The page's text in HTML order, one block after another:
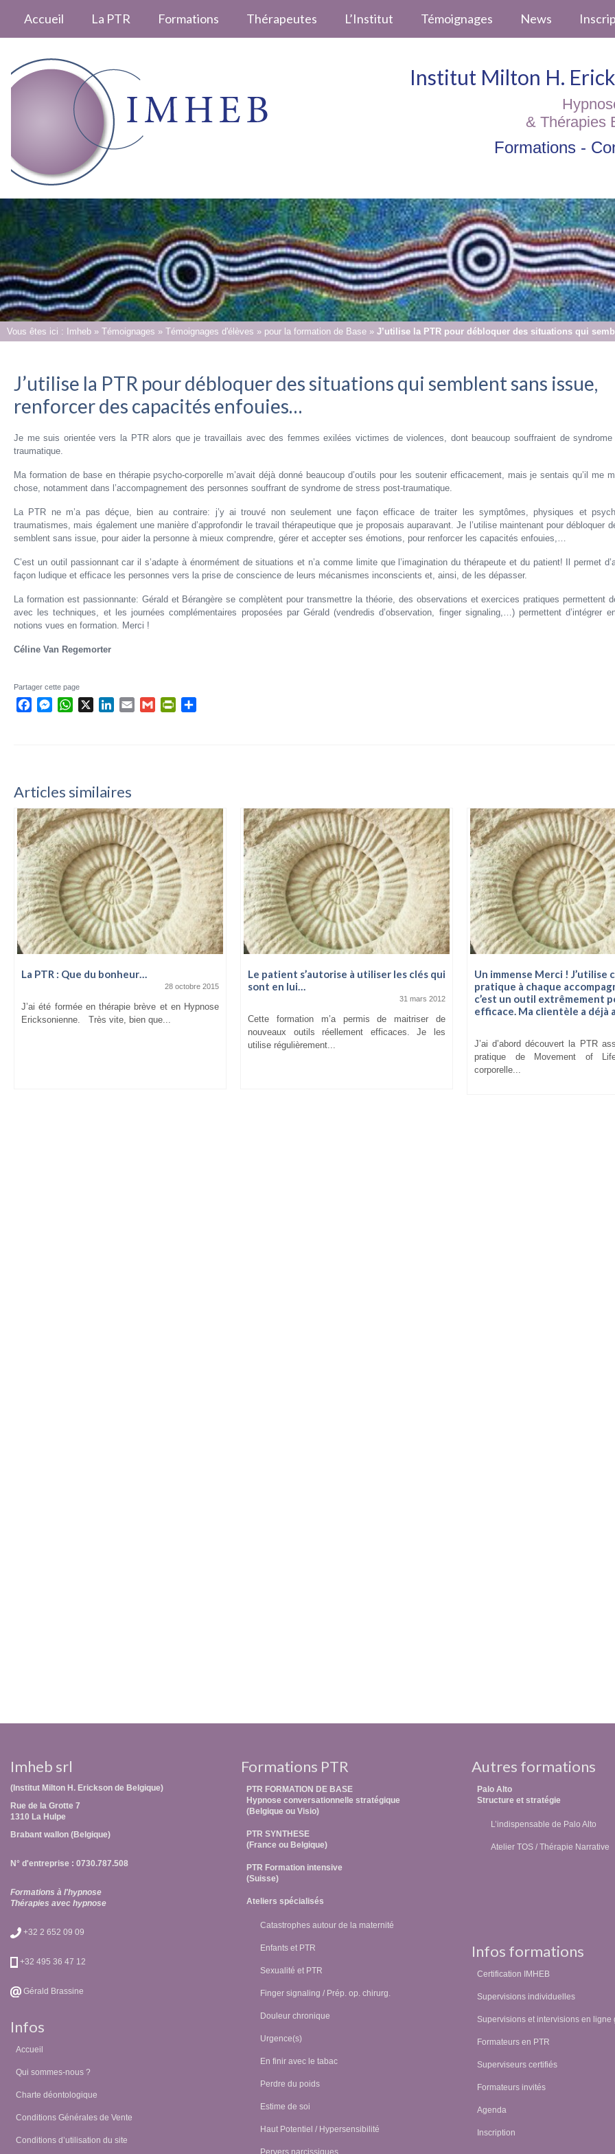
Accueil La PTR Formations Thérapeutes L’Institut Témoignages News
Institut Milton H.
& Thérapies
Formations -
Vous êtes ici : Imheb » Témoignages » Témoignages d'élèves » pour la formation de Base » J’utilise la PTR pour débloquer des situations qui
J’utilise la PTR pour débloquer des situations qui semblent sans issue,
renforcer des capacités enfouies…
Je me suis orientée vers la PTR alors que je travaillais avec des femmes exilées victimes de violences, dont beaucoup souffraient de
traumatique.
Ma formation de base en thérapie psycho-corporelle m’avait déjà donné beaucoup d’outils pour les soutenir efficacement, mais je sentais qu’il me
chose, notamment dans l’accompagnement des personnes souffrant de syndrome de stress post-traumatique.
La PTR ne m’a pas déçue, bien au contraire: j’y ai trouvé non seulement une façon efficace de traiter les symptômes, physiques et
traumatismes, mais également une manière d’approfondir le travail thérapeutique que je proposais auparavant. Je l’utilise maintenant pour débloquer
semblent sans issue, pour aider la personne à mieux comprendre, gérer et accepter ses émotions, pour renforcer les capacités enfouies,…
C’est un outil passionnant car il s’adapte à énormément de situations et n’a comme limite que l’imagination du thérapeute et du patient! Il permet
façon ludique et efficace les personnes vers la prise de conscience de leurs mécanismes inconscients et, ainsi, de les dépasser.
La formation est passionnante: Gérald et Bérangère se complètent pour transmettre la théorie, des observations et exercices pratiques permettent
avec les techniques, et les journées complémentaires proposées par Gérald (vendredis d’observation, finger signaling,…) permettent d’intégrer
notions vues en formation. Merci !
Céline Van Regemorter
Partager cette page
FacebookMessenger
WhatsAppLinkedIn
Email Gmail PrintFriendly
Articles similaires
La PTR : Que du bonheur…
28 octobre 2015
J’ai été formée en thérapie brève et en Hypnose
Ericksonienne. Très vite, bien que...
Le patient s’autorise à utiliser les clés qui
sont en lui…
31 mars 2012
Cette formation m’a permis de maitriser de
nouveaux outils réellement efficaces. Je les
utilise régulièrement...
Un immense Merci ! J’utilise
pratique à chaque
c’est un outil extrêmement
efficace. Ma clientèle a déjà
J’ai d’abord découvert la PTR
pratique de Movement of
corporelle...
Imheb srl
(Institut Milton H. Erickson de Belgique)
Rue de la Grotte 7
1310 La Hulpe
Brabant wallon (Belgique)
N° d'entreprise : 0730.787.508
Formations à l'hypnose
Thérapies avec hypnose
+32 2 652 09 09
+32 495 36 47 12
Gérald Brassine
Infos
Accueil
Qui sommes-nous ?
Charte déontologique
Conditions Générales de Vente
Conditions d’utilisation du site
Formations PTR
PTR FORMATION DE BASE
Hypnose conversationnelle stratégique
(Belgique ou Visio)
PTR SYNTHESE
(France ou Belgique)
PTR Formation intensive
(Suisse)
Ateliers spécialisés
Catastrophes autour de la maternité
Enfants et PTR
Sexualité et PTR
Finger signaling / Prép. op. chirurg.
Douleur chronique
Urgence(s)
En finir avec le tabac
Perdre du poids
Estime de soi
Haut Potentiel / Hypersensibilité
Pervers narcissiques
Autres formations
Palo Alto
Structure et stratégie
L’indispensable de Palo Alto
Atelier TOS / Thérapie Narrative
Infos formations
Certification IMHEB
Supervisions individuelles
Supervisions et intervisions en ligne
Formateurs en PTR
Superviseurs certifiés
Formateurs invités
Agenda
Inscription